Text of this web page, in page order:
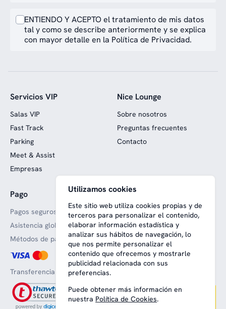
ENTIENDO Y ACEPTO el tratamiento de mis datos
tal y como se describe anteriormente y se explica
con mayor detalle en la Política de Privacidad.
Servicios VIP
Salas VIP
Fast Track
Parking
Meet & Assist
Empresas
Nice Lounge
Sobre nosotros
Preguntas frecuentes
Contacto
Pago
Pagos seguros
Asistencia global
Métodos de pago aceptado
Transferencia bancaria
Web financiada con fondos
europeos
Utilizamos cookies
Este sitio web utiliza cookies propias y de
terceros para personalizar el contenido,
elaborar información estadística y
analizar sus hábitos de navegación, lo
que nos permite personalizar el
contenido que ofrecemos y mostrarle
publicidad relacionada con sus
preferencias.
Puede obtener más información en
nuestra Política de Cookies.